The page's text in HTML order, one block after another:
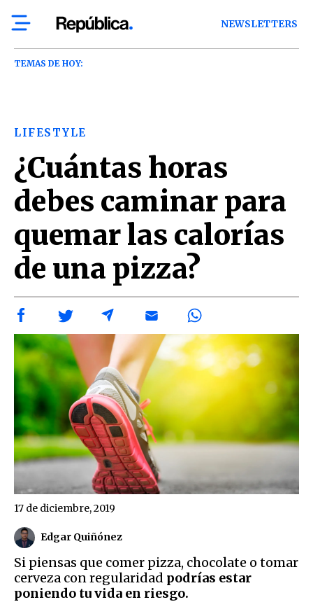
NEWSLETTERS
TEMAS DE HOY:
LIFESTYLE
¿Cuántas horas
debes caminar para
quemar las calorías
de una pizza?
Edgar Quiñónez
17 de diciembre, 2019
Si piensas que comer pizza, chocolate o tomar
cerveza con regularidad podrías estar
poniendo tu vida en riesgo.